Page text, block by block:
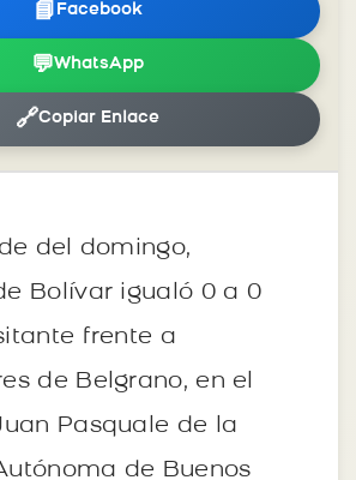
📘 Facebook
💬WhatsApp
🔗Copiar Enlace
del domingo,
Bolívar igualó 0 a 0
frente a
de Belgrano, en el
Pasquale de la
de Buenos